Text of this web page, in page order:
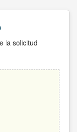
la solicitud